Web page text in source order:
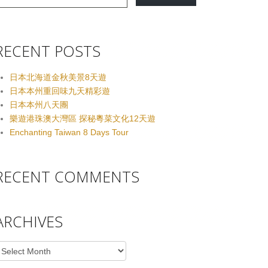
POSTS
日本北海道金秋美景8天遊
日本本州重回味九天精彩遊
日本本州八天團
樂遊港珠澳大灣區 探秘粵菜文化12天遊
Enchanting Taiwan 8 Days Tour
COMMENTS